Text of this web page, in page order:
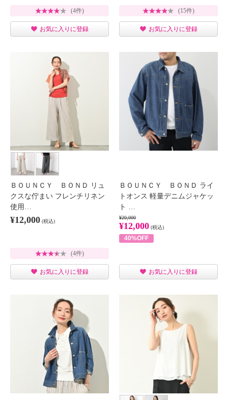
(4件)
お気に入りに登録
(15件)
お気に入りに登録
ＢＯＵＮＣＹ ＢＯＮＤ リュ
クスな佇まい フレンチリネン
使用…
¥12,000 (税込)
(4件)
お気に入りに登録
ＢＯＵＮＣＹ ＢＯＮＤ ライ
トオンス 軽量デニムジャケッ
ト …
¥20,000
¥12,000 (税込)
40%OFF
お気に入りに登録